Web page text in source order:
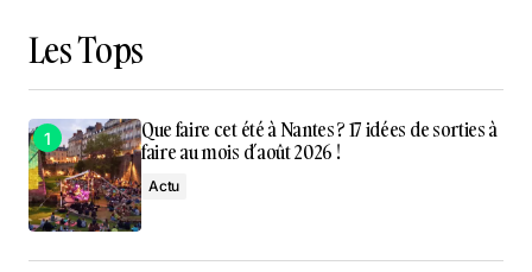
Les Tops
Que faire cet été à Nantes ? 17 idées de sorties à
faire au mois d’août 2026 !
Actu